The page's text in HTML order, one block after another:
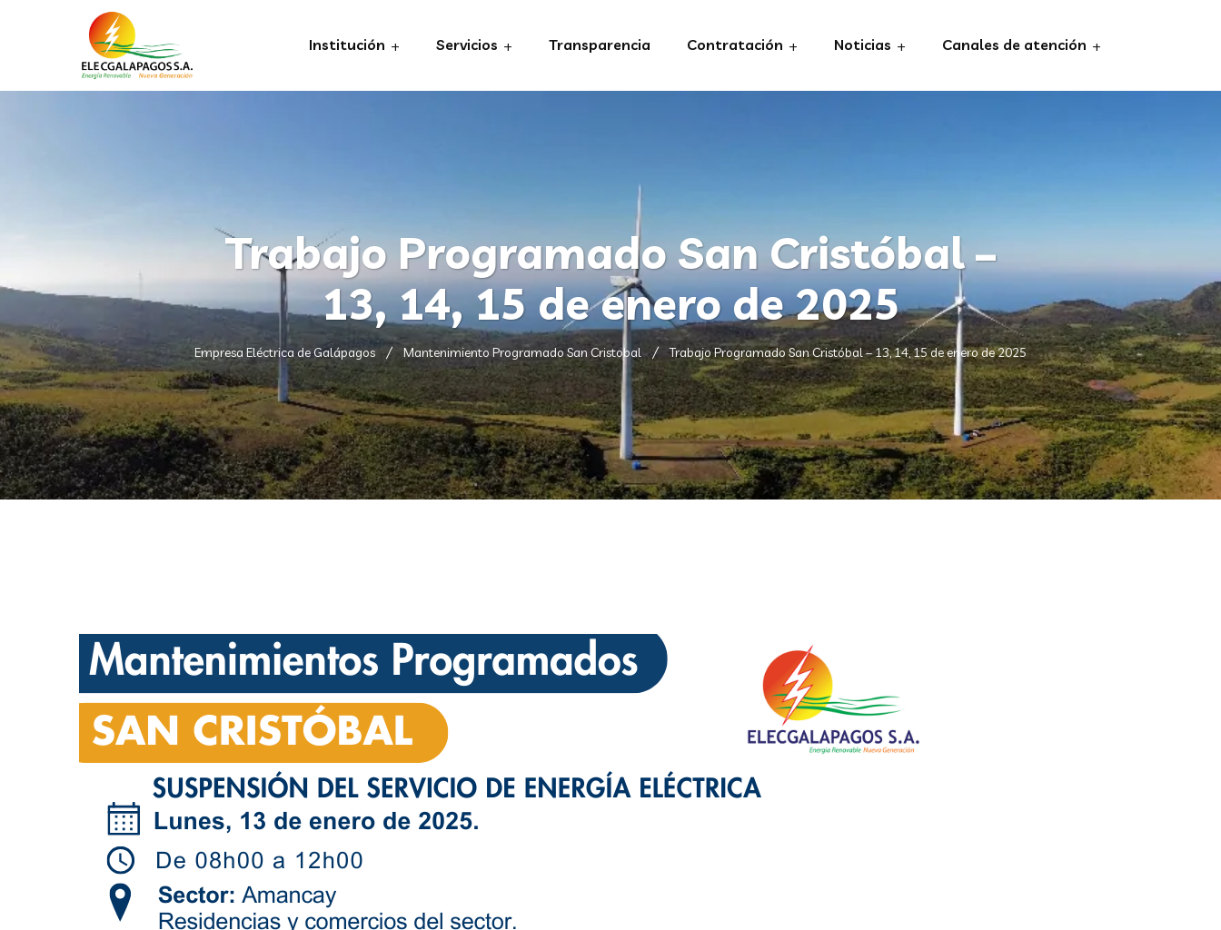
Institución Servicios Transparencia Contratación Noticias Canales de atención
Trabajo Programado San Cristóbal –
13, 14, 15 de enero de 2025
Empresa Eléctrica de Galápagos Mantenimiento Programado San Cristobal Trabajo Programado San Cristóbal – 13, 14, 15 de enero de 2025